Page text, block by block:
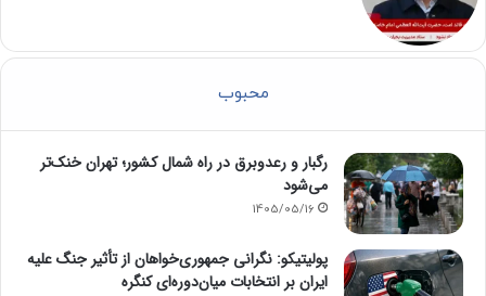
محبوب
رگبار و رعدوبرق در راه شمال کشور؛ تهران خنک‌تر
می‌شود
1405/05/16
پولیتیکو: نگرانی جمهوری‌خواهان از تأثیر جنگ علیه
ایران بر انتخابات میان‌دوره‌ای کنگره